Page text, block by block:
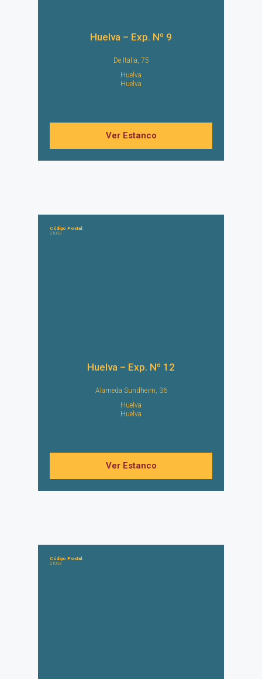
Huelva – Exp. Nº 9
De Italia, 75
Huelva
Huelva
Ver Estanco
Código Postal:
21003
Huelva – Exp. Nº 12
Alameda Sundheim, 36
Huelva
Huelva
Ver Estanco
Código Postal:
21003